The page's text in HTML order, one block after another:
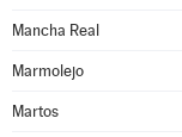
Mancha Real
Marmolejo
Martos